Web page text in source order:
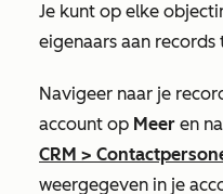
Je kunt op elke
eigenaars aan records
Navigeer naar je
account op Meer en
CRM >
weergegeven in je